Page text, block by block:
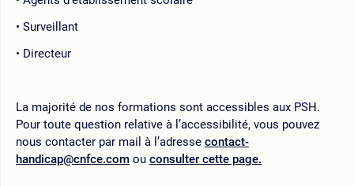
Surveillant
Directeur
La majorité de nos formations sont accessibles aux PSH.
Pour toute question relative à l’accessibilité, vous pouvez
nous contacter par mail à l’adresse contact-
handicap@cnfce.com ou consulter cette page.